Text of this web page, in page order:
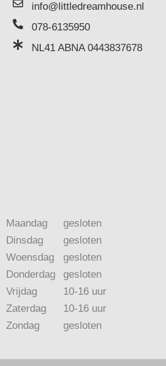
info@littledreamhouse.nl
078-6135950
NL41 ABNA 0443837678
Maandag
Dinsdag
Woensdag
Donderdag
Vrijdag
Zaterdag
Zondag
gesloten
gesloten
gesloten
gesloten
10-16 uur
10-16 uur
gesloten